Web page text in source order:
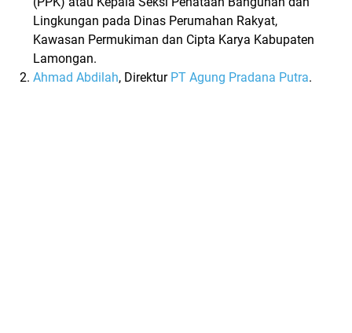
Lingkungan pada Dinas Perumahan Rakyat,
Kawasan Permukiman dan Cipta Karya Kabupaten
Lamongan.
Ahmad Abdilah, Direktur PT Agung Pradana Putra.